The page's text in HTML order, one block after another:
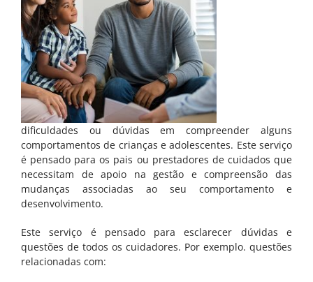
dificuldades ou dúvidas em compreender alguns
comportamentos de crianças e adolescentes. Este serviço
é pensado para os pais ou prestadores de cuidados que
necessitam de apoio na gestão e compreensão das
mudanças associadas ao seu comportamento e
desenvolvimento.
Este serviço é pensado para esclarecer dúvidas e
questões de todos os cuidadores. Por exemplo. questões
relacionadas com:
CRIANÇAS E ADOLESCENTES
Comportamento e emoções
Desenvolvimento Infantil
Educação e dificuldades de aprendizagem
Saúde e Bem-estar
ADULTOS
Outras Especialidades